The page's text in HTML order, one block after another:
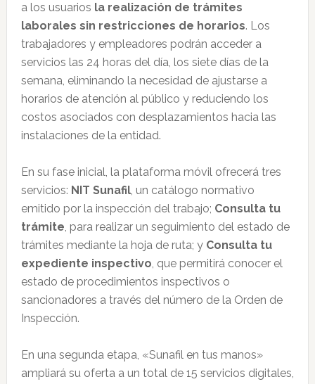
a los usuarios la realización de trámites
laborales sin restricciones de horarios. Los
trabajadores y empleadores podrán acceder a
servicios las 24 horas del día, los siete días de la
semana, eliminando la necesidad de ajustarse a
horarios de atención al público y reduciendo los
costos asociados con desplazamientos hacia las
instalaciones de la entidad.
En su fase inicial, la plataforma móvil ofrecerá tres
servicios: NIT Sunafil, un catálogo normativo
emitido por la inspección del trabajo; Consulta tu
trámite, para realizar un seguimiento del estado de
trámites mediante la hoja de ruta; y Consulta tu
expediente inspectivo, que permitirá conocer el
estado de procedimientos inspectivos o
sancionadores a través del número de la Orden de
Inspección.
En una segunda etapa, «Sunafil en tus manos»
ampliará su oferta a un total de 15 servicios digitales,